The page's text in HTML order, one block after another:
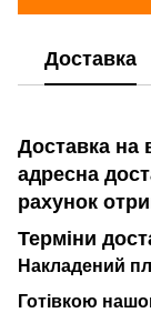
Доставка
Доставка на
адресна
рахунок
Терміни
Накладений
Готівкою